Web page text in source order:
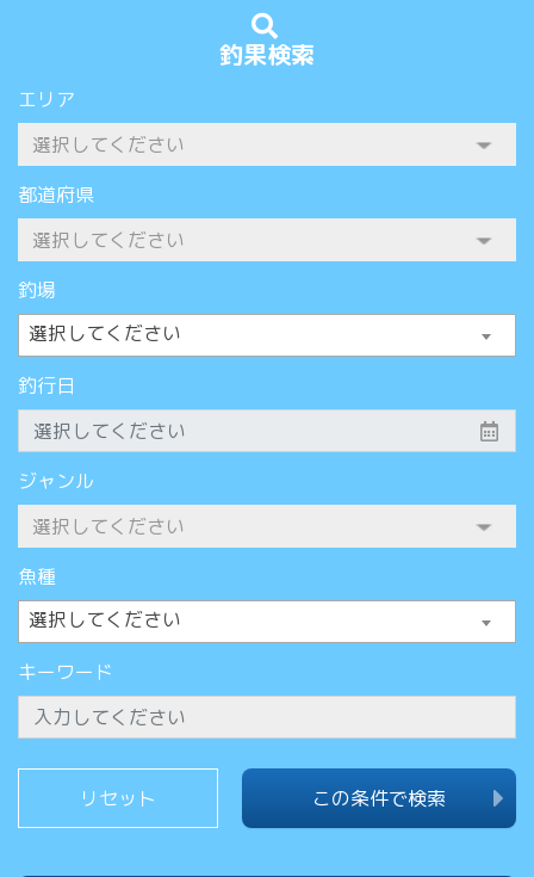
釣果検索
エリア
都道府県
釣場
選択してください
釣行日
ジャンル
魚種
選択してください
キーワード
この条件で検索